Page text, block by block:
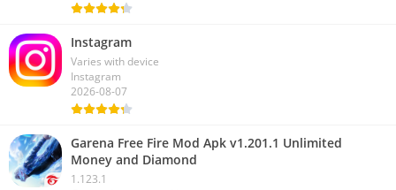
Instagram
Varies with device
Instagram
2026-08-07
Garena Free Fire Mod Apk v1.201.1 Unlimited
Money and Diamond
1.123.1